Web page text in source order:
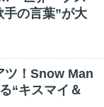
の言葉”が大
ツ！Snow Man
“キスマイ＆